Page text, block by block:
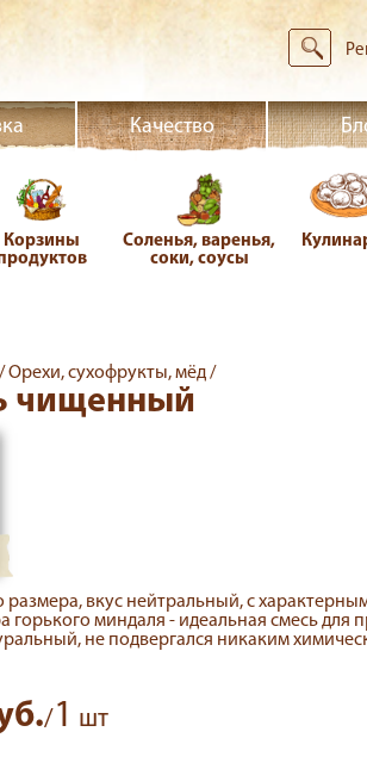
Качество
Корзины
Соленья, варенья,
соки, соусы
/Орехи, сухофрукты, мёд /
чищенный
вкус нейтральный, с
горького миндаля - идеальная смесь
не подвергался никаким
/1 шт